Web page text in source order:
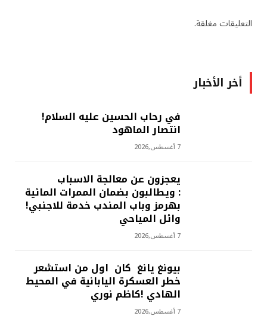
التعليقات مغلقة.
أخر الأخبار
في رحاب الحسين عليه السلام!
انتصار الماهود
7 أغسطس,2026
يعجزون عن معالجة الاسباب
: ويطالبون بضمان الممرات المائية
بهرمز وباب المندب خدمة للاجنبي!
وائل المياحي
7 أغسطس,2026
بيونغ يانغ كان اول من استشعر
خطر العسكرة اليابانية في المحيط
الهادي !كاظم نوري
7 أغسطس,2026